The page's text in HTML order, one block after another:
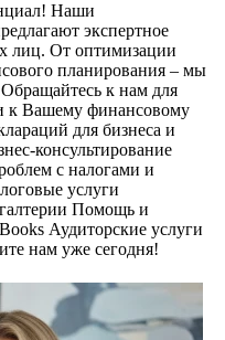
Наши
экспертное
лиц. От оптимизации
планирования – мы
к нам для
к Вашему финансовому
для бизнеса и
консультирование
с налогами и
услуги
Помощь и
Аудиторские услуги
нам уже сегодня!